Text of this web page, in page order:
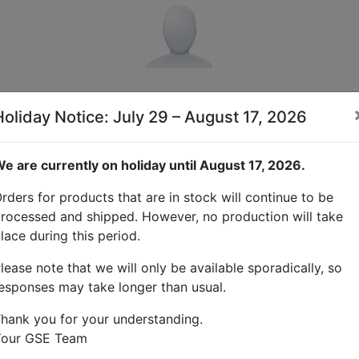
Seleccione
Iniciar sesión con una cuenta existente
Compañía
Notice: July 29 – August 17, 2026
are currently on holiday until August 17, 2026.
for products that are in stock will continue to be
and shipped. However, no production will take
during this period.
note that we will only be available sporadically, so
may take longer than usual.
you for your understanding.
GSE Team